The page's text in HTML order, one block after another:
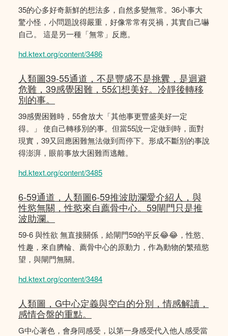
35的心多好奇新鮮的想法多，自然多變無常。36小事大
驚小怪，小問題說得嚴重，好像常常有災禍，其實自己嚇
自己。 這是另一種「無常」反應。
hd.ktext.org/content/3486
人類圖39-55通道，不是豐盛不是挑釁，是迴避
危難，39感覺困難，55幻想美好。冷靜後轉移
別的事。
39感覺困難時，55會放大「其他事更豐盛美好一定
得。」 使自己轉移別的事。但當55說一定做到時，面對
現實，39又回應困難無法做到而停下。形成不斷別的事說
得澎湃，眼前事放大困難而逃離。
hd.ktext.org/content/3485
6-59通道，人類圖6-59推波助瀾愛介紹人，與
性慾無關，性慾來自薦骨中心。59閘門只是推
波助瀾。
59-6 與性欲 無直接關係，給閘門59的平反😂😂，性慾、
性趣，來自臍輪、薦骨中心的原動力，作為動物的繁殖慾
望，與閘門無關。
hd.ktext.org/content/3484
人類圖，G中心定義與空白的分別，情感解讀，
感情合盤的重點。
G中心著色，會身同感受，以第一身感受代入他人感受當